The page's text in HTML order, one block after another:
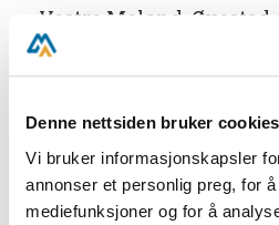
Denne nettsiden bruker cookies
Vi bruker informasjonskapsler
annonser et personlig preg, for
mediefunksjoner og for å
Vestre Moland, Øyestad
Thomas kom til verden.
øyesykdom, som var så
måtte ha legehjelp. Det